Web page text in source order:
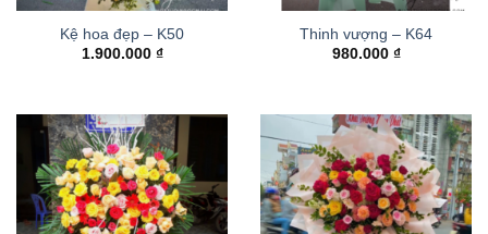
Kệ hoa đẹp – K50
1.900.000 ₫
Thinh vượng – K64
980.000 ₫